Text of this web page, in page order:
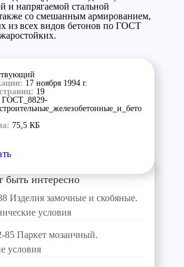
и напрягаемой стальной
со смешанным армированием,
из всех видов бетонов по ГОСТ
17 ноября 1994 г.
19
ГОСТ_8829-
75,5 КБ
быть интересно
Изделия замочные и скобяные.
условия
Паркет мозаичный.
условия